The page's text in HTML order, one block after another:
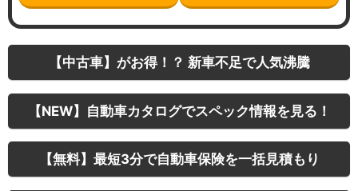
【中古車】がお得！？ 新車不足で人気沸騰
【NEW】自動車カタログでスペック情報を見る！
【無料】最短3分で自動車保険を一括見積もり